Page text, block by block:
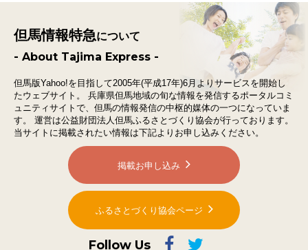
但馬情報特急について
- About Tajima Express -
但馬版Yahoo!を目指して2005年(平成17年)6月よりサービスを開始し
たウェブサイト。
兵庫県但馬地域の旬な情報を発信するポータルコミ
ュニティサイトで、 但馬の情報発信の中枢的媒体の一つになっていま
す。
運営は公益財団法人但馬ふるさとづくり協会が行っております。
当サイトに掲載されたい情報は下記よりお申し込みください。
掲載お申し込み
ふるさとづくり協会ページ
Follow Us